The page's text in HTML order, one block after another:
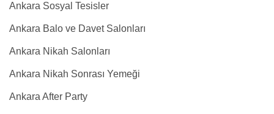
Ankara Sosyal Tesisler
Ankara Balo ve Davet Salonları
Ankara Nikah Salonları
Ankara Nikah Sonrası Yemeği
Ankara After Party